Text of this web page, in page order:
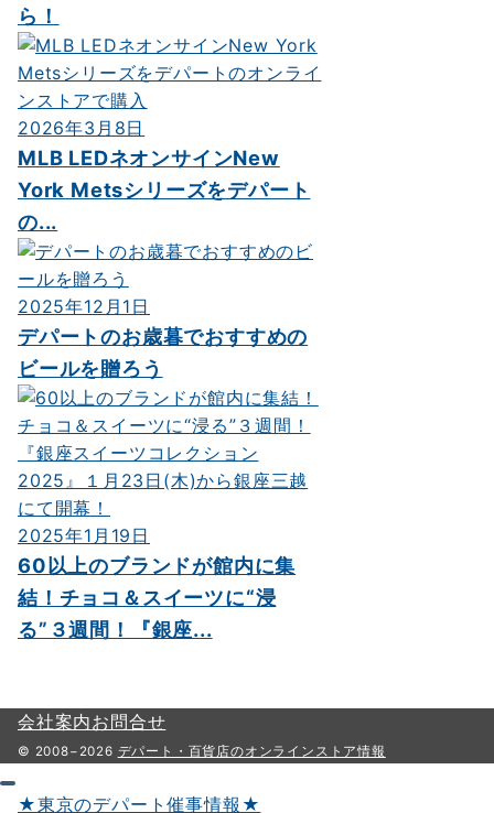
ら！
2026年3月8日
MLB LEDネオンサインNew
York Metsシリーズをデパート
の...
2025年12月1日
デパートのお歳暮でおすすめの
ビールを贈ろう
2025年1月19日
60以上のブランドが館内に集
結！チョコ＆スイーツに“浸
る”３週間！『銀座...
会社案内お問合せ
© 2008−2026 デパート・百貨店のオンラインストア情報
★東京のデパート催事情報★